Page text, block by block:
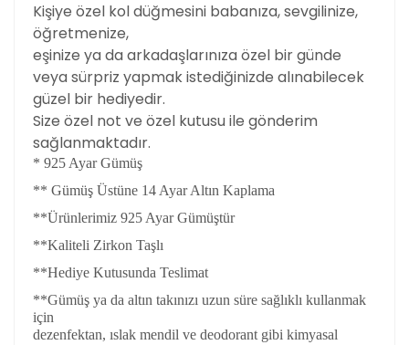
Kişiye özel kol düğmesini babanıza, sevgilinize,
öğretmenize,
eşinize ya da arkadaşlarınıza özel bir günde
veya sürpriz yapmak istediğinizde alınabilecek
güzel bir hediyedir.
Size özel not ve özel kutusu ile gönderim
sağlanmaktadır.
* 925 Ayar Gümüş
** Gümüş Üstüne 14 Ayar Altın Kaplama
**Ürünlerimiz 925 Ayar Gümüştür
**Kaliteli Zirkon Taşlı
**Hediye Kutusunda Teslimat
**Gümüş ya da altın takınızı uzun süre sağlıklı kullanmak
için
dezenfektan, ıslak mendil ve deodorant gibi kimyasal